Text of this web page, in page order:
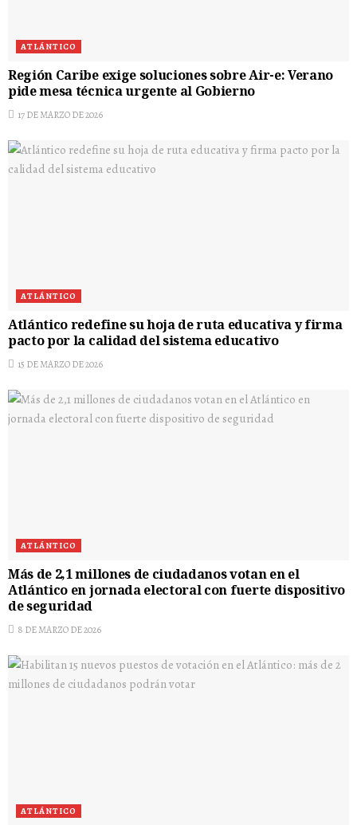
ATLÁNTICO
Región Caribe exige soluciones sobre Air-e: Verano
pide mesa técnica urgente al Gobierno
17 DE MARZO DE 2026
ATLÁNTICO
Atlántico redefine su hoja de ruta educativa y firma
pacto por la calidad del sistema educativo
15 DE MARZO DE 2026
ATLÁNTICO
Más de 2,1 millones de ciudadanos votan en el
Atlántico en jornada electoral con fuerte dispositivo
de seguridad
8 DE MARZO DE 2026
ATLÁNTICO